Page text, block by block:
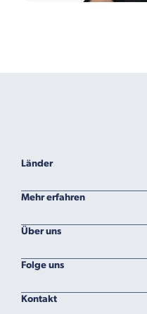
Länder
Mehr erfahren
Über uns
Folge uns
Kontakt